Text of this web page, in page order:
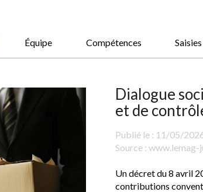
Équipe Compétences
Dialogue
et de
Publié le : 11/05/
Source : www.lemag-
Un décret du 8 avril
contributions